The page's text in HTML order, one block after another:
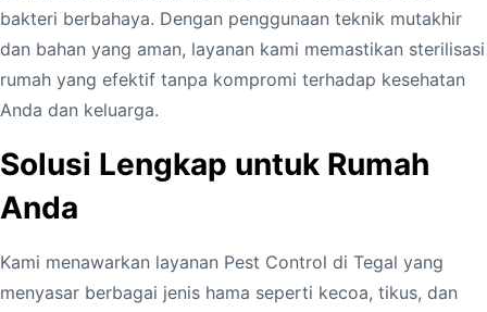
bakteri berbahaya. Dengan penggunaan teknik mutakhir
dan bahan yang aman, layanan kami memastikan sterilisasi
rumah yang efektif tanpa kompromi terhadap kesehatan
Anda dan keluarga.
Solusi Lengkap untuk Rumah
Anda
Kami menawarkan layanan Pest Control di Tegal yang
menyasar berbagai jenis hama seperti kecoa, tikus, dan